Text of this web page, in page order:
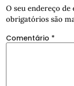
O seu endereço
obrigatórios são
Comentário *